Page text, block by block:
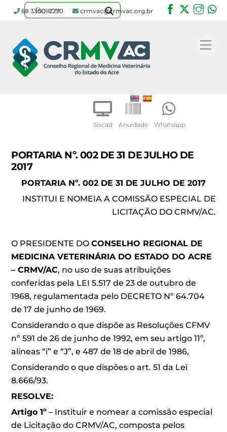
content
Siscad Anuidade Whatsapp
68 3300-0770 crmvac@crmvac.org.br
Facebook
Twitter
PORTARIA Nº. 002 DE 31 DE JULHO DE
2017
PORTARIA Nº. 002 DE 31 DE JULHO DE 2017
INSTITUI E NOMEIA A COMISSÃO ESPECIAL DE
LICITAÇÃO DO CRMV/AC.
O PRESIDENTE DOCONSELHO REGIONAL DE
MEDICINA VETERINÁRIA DO ESTADO DO ACRE
– CRMV/AC, no uso de suas atribuições
conferidas pela LEI 5.517 de 23 de outubro de
1968, regulamentada pelo DECRETO Nº 64.704
de 17 de junho de 1969.
Considerando o que dispõe as Resoluções CFMV
nº 591 de 26 de junho de 1992, em seu artigo 11º,
alíneas “i” e “J”, e 487 de 18 de abril de 1986,
Considerando o que dispões o art. 51 da Lei
8.666/93.
RESOLVE:
Artigo 1º – Instituir e nomear a comissão especial
de Licitação do CRMV/AC, composta pelos